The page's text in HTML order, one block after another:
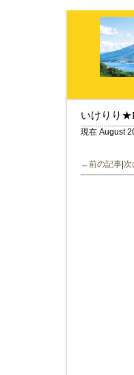
いけりり
現在 August
←前の記事